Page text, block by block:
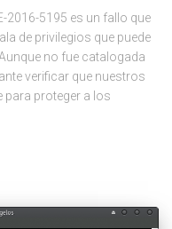
2016-5195 es un fallo que
de privilegios que puede
no fue catalogada
verificar que nuestros
para proteger a los